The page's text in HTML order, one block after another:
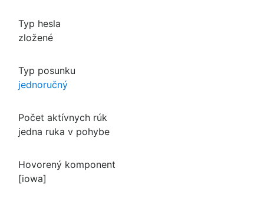
Typ hesla
zložené
Typ posunku
jednoručný
Počet aktívnych rúk
jedna ruka v pohybe
Hovorený komponent
[iowa]